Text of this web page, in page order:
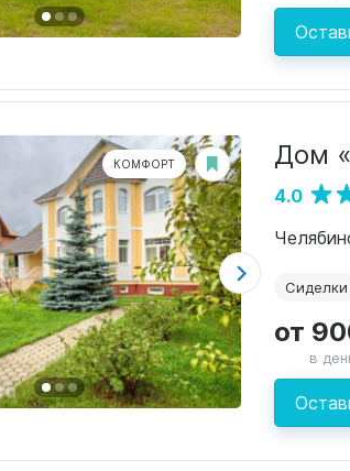
КОМФОРТ Дом
4.0
Сиделки
от
в